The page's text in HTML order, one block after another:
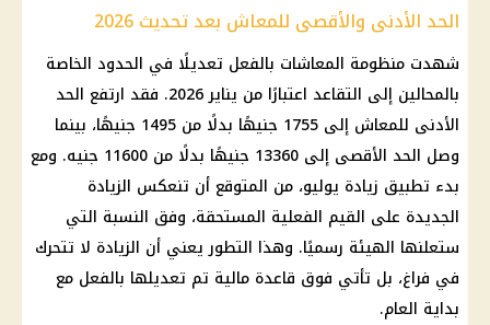
الحد الأدنى والأقصى للمعاش بعد تحديث 2026
شهدت منظومة المعاشات بالفعل تعديلًا في الحدود الخاصة
بالمحالين إلى التقاعد اعتبارًا من يناير 2026. فقد ارتفع الحد
الأدنى للمعاش إلى 1755 جنيهًا بدلًا من 1495 جنيهًا، بينما
وصل الحد الأقصى إلى 13360 جنيهًا بدلًا من 11600 جنيه. ومع
بدء تطبيق زيادة يوليو، من المتوقع أن تنعكس الزيادة
الجديدة على القيم الفعلية المستحقة، وفق النسبة التي
ستعلنها الهيئة رسميًا. وهذا التطور يعني أن الزيادة لا تتحرك
في فراغ، بل تأتي فوق قاعدة مالية تم تعديلها بالفعل مع
بداية العام.